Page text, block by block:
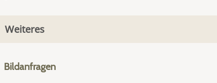
Weiteres
Bildanfragen